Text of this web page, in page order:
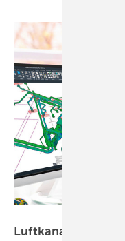
Luftkanalnetze